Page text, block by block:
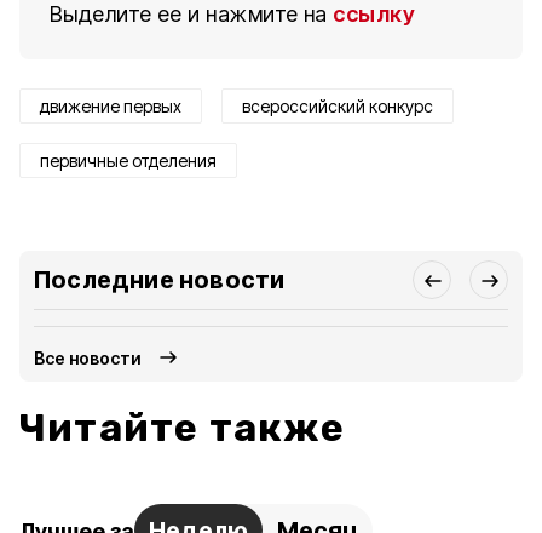
Выделите ее и нажмите на ссылку
движение первых всероссийский конкурс
первичные отделения
Последние новости
Все новости
Читайте также